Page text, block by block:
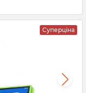
Суперціна